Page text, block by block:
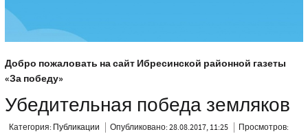
Добро пожаловать на сайт Ибресинской районной газеты
«За победу»
Убедительная победа земляков
Категория: Публикации Опубликовано: 28.08.2017, 11:25
Просмотров: